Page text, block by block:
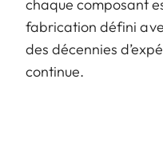
chaque composant
fabrication défini
des décennies
continue.